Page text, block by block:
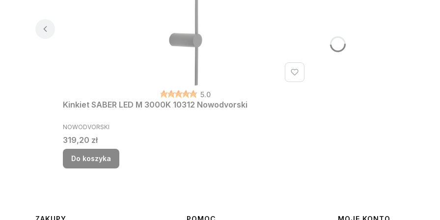
5.0
Kinkiet SABER LED M 3000K 10312 Nowodvorski
PRODUCENT
NOWODVORSKI
Cena
319,20 zł
Do koszyka